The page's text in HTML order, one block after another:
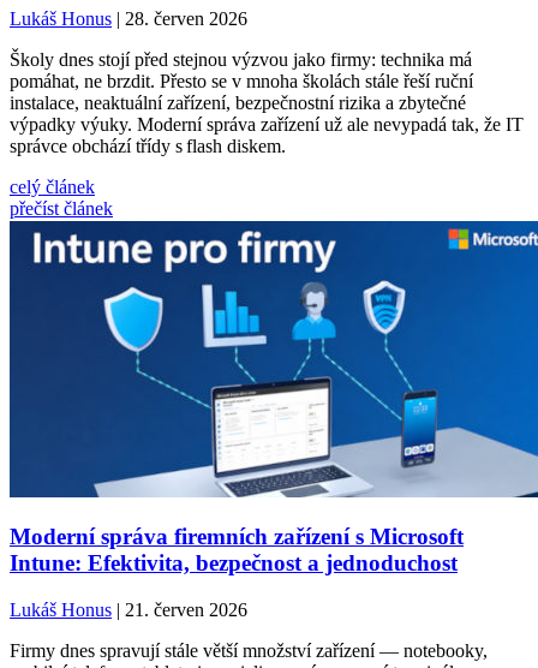
Lukáš Honus | 28. červen 2026
Školy dnes stojí před stejnou výzvou jako firmy: technika má
pomáhat, ne brzdit. Přesto se v mnoha školách stále řeší ruční
instalace, neaktuální zařízení, bezpečnostní rizika a zbytečné
výpadky výuky. Moderní správa zařízení už ale nevypadá tak, že IT
správce obchází třídy s flash diskem.
celý článek
přečíst článek
Moderní správa firemních zařízení s Microsoft
Intune: Efektivita, bezpečnost a jednoduchost
Lukáš Honus | 21. červen 2026
Firmy dnes spravují stále větší množství zařízení — notebooky,